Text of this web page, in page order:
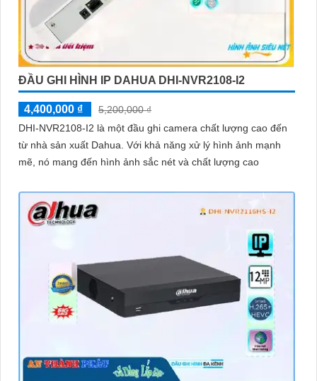
ĐẦU GHI HÌNH IP DAHUA DHI-NVR2108-I2
4,400,000 ₫
5,200,000 ₫
DHI-NVR2108-I2 là một đầu ghi camera chất lượng cao đến
từ nhà sản xuất Dahua. Với khả năng xử lý hình ảnh mạnh
mẽ, nó mang đến hình ảnh sắc nét và chất lượng cao